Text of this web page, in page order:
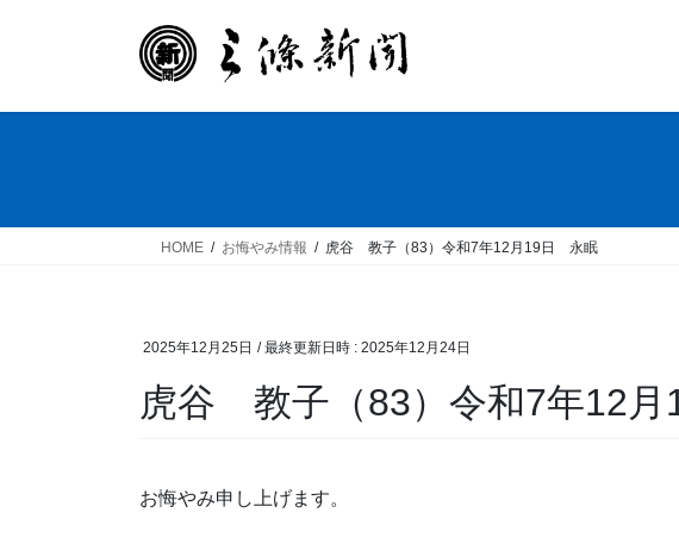
HOME お悔やみ情報 虎谷 教子（83）令和7年12月19日 永眠
2025年12月25日 / 最終更新日時 : 2025年12月24日
虎谷 教子（83）令和7年12
お悔やみ申し上げます。